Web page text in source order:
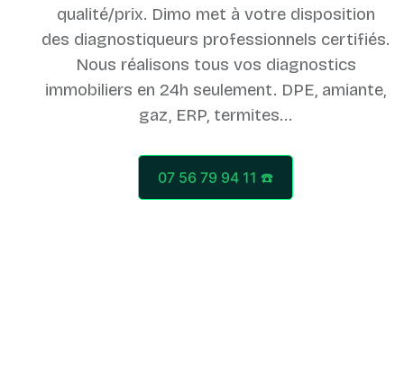
qualité/prix. Dimo met à votre disposition
des diagnostiqueurs professionnels certifiés.
Nous réalisons tous vos diagnostics
immobiliers en 24h seulement. DPE, amiante,
07 56 79 94 11 ☎️